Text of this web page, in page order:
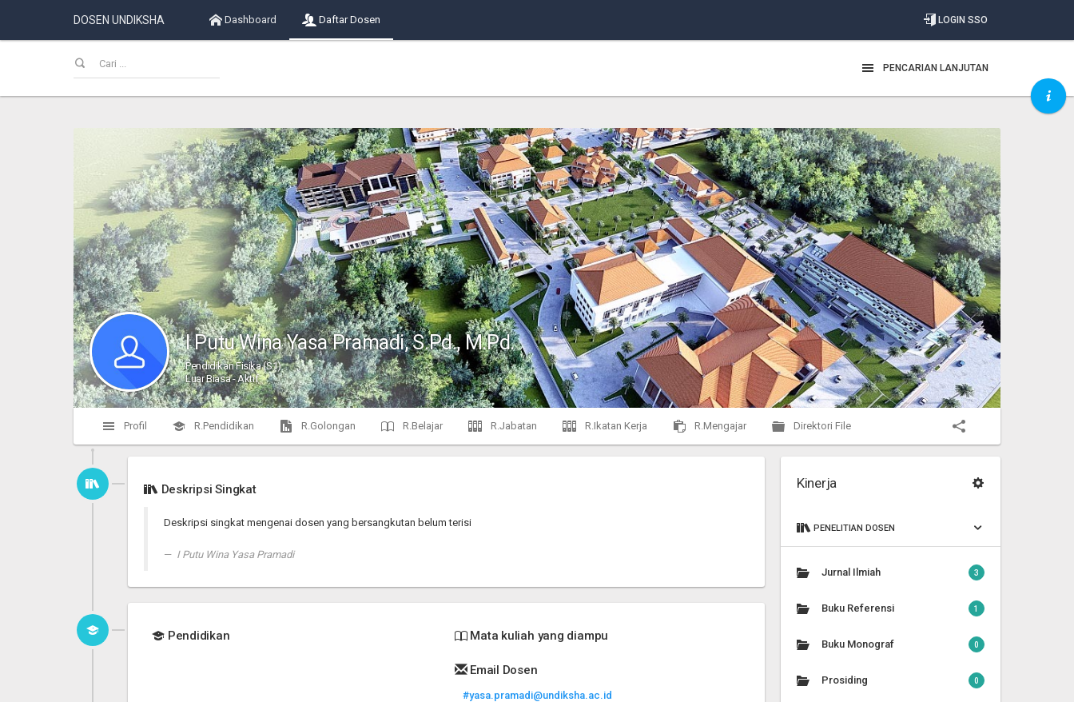
DOSEN UNDIKSHA Dashboard Daftar Dosen LOGIN SSO
PENCARIAN LANJUTAN
I Putu Wina Yasa Pramadi, S.Pd., M.Pd.
Pendidikan Fisika (S1)
Luar Biasa - Aktif
Profil R.Pendidikan R.Golongan R.Belajar R.Jabatan R.Ikatan Kerja R.Mengajar Direktori File
Deskripsi Singkat
Deskripsi singkat mengenai dosen yang bersangkutan belum terisi
I Putu Wina Yasa Pramadi
Pendidikan Mata kuliah yang diampu
Email Dosen
#yasa.pramadi@undiksha.ac.id
Kinerja
PENELITIAN DOSEN
Jurnal Ilmiah 3
Buku Referensi 1
Buku Monograf 0
Prosiding 0